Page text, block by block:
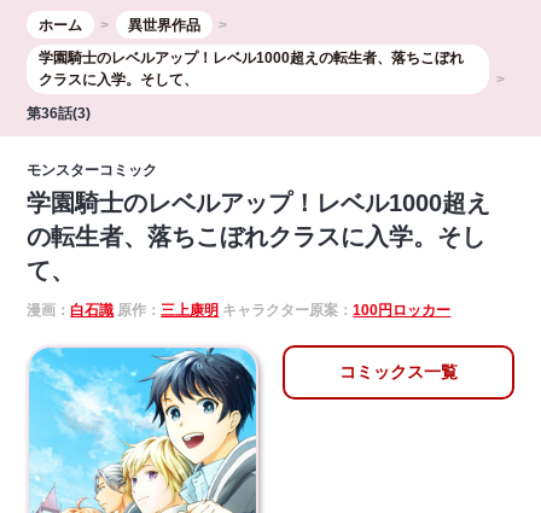
ホーム
異世界作品
学園騎士のレベルアップ！レベル1000超えの転生者、落ちこぼれ
クラスに入学。そして、
第36話(3)
モンスターコミック
学園騎士のレベルアップ！レベル1000超え
の転生者、落ちこぼれクラスに入学。そし
て、
漫画：白石識 原作：三上康明 キャラクター原案：100円ロッカー
コミックス一覧